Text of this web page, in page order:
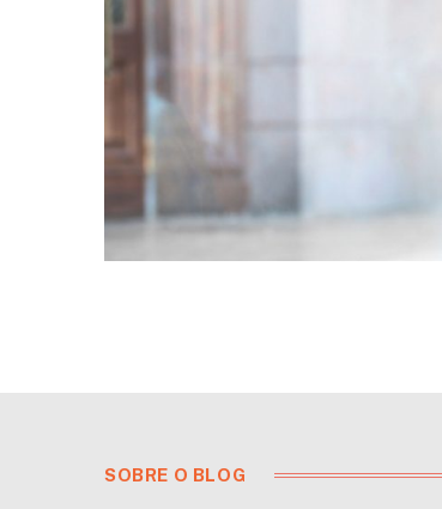
SOBRE O BLOG